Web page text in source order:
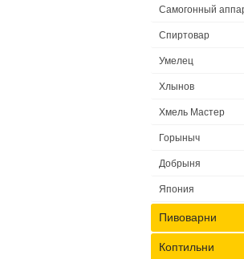
Самогонный
Спиртовар
Умелец
Хлынов
Хмель Мастер
Горыныч
Добрыня
Япония
Пивоварни
Коптильни